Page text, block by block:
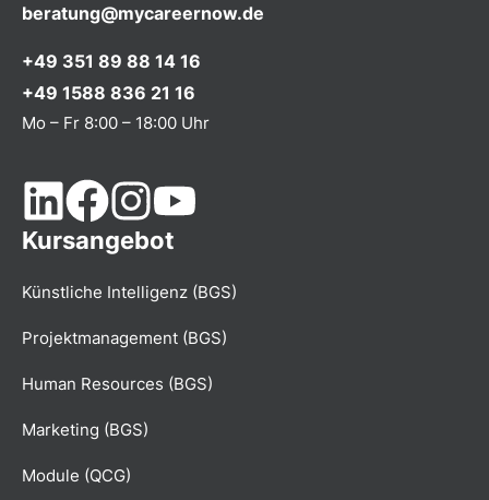
beratung@mycareernow.de
+49 351 89 88 14 16
+49 1588 836 21 16
Mo – Fr 8:00 – 18:00 Uhr
Kursangebot
Künstliche Intelligenz (BGS)
Projektmanagement (BGS)
Human Resources (BGS)
Marketing (BGS)
Module (QCG)